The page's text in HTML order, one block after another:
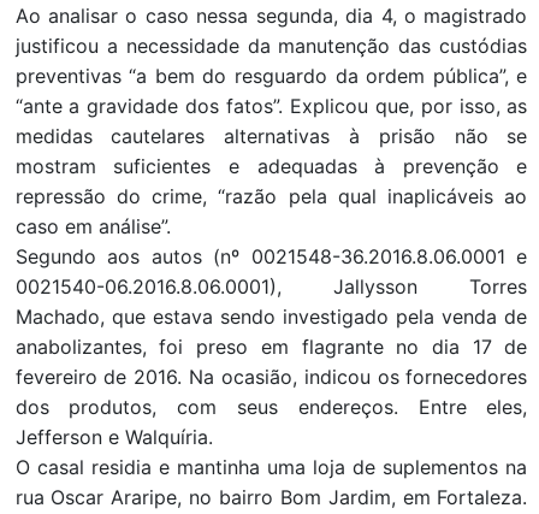
Ao analisar o caso nessa segunda, dia 4, o magistrado
justificou a necessidade da manutenção das custódias
preventivas “a bem do resguardo da ordem pública”, e
“ante a gravidade dos fatos”. Explicou que, por isso, as
medidas cautelares alternativas à prisão não se
mostram suficientes e adequadas à prevenção e
repressão do crime, “razão pela qual inaplicáveis ao
caso em análise”.
Segundo aos autos (nº 0021548-36.2016.8.06.0001 e
0021540-06.2016.8.06.0001), Jallysson Torres
Machado, que estava sendo investigado pela venda de
anabolizantes, foi preso em flagrante no dia 17 de
fevereiro de 2016. Na ocasião, indicou os fornecedores
dos produtos, com seus endereços. Entre eles,
Jefferson e Walquíria.
O casal residia e mantinha uma loja de suplementos na
rua Oscar Araripe, no bairro Bom Jardim, em Fortaleza.